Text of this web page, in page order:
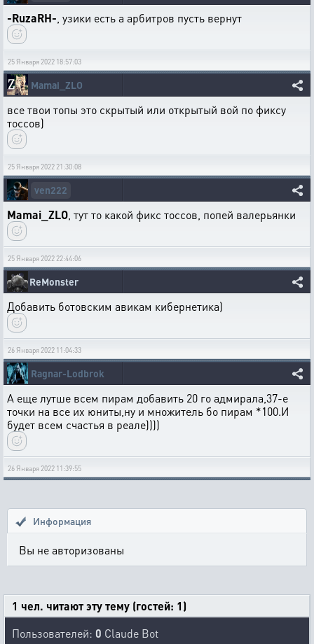
-RuzaRH- , узики есть а арбитров пусть вернут
25 Января 2022 18:57:03
Mamai_ZLO
все твои топы это скрытый или открытый вой по фиксу
тоссов)
25 Января 2022 21:30:08
ven222
Mamai_ZLO , тут то какой фикс тоссов, попей валерьянки
25 Января 2022 22:44:06
ReMonster
Добавить ботовским авикам кибернетика)
26 Января 2022 11:04:33
Ragnar-Lodbrok
А еще лутше всем пирам добавить 20 го адмирала,37-е
точки на все их юниты,ну и множитель бо пирам *100.И
будет всем счастья в реале))))
26 Января 2022 11:39:55
Информация
Вы не авторизованы
1 чел. читают эту тему (гостей: 1)
Пользователей: 0 Claude Bot